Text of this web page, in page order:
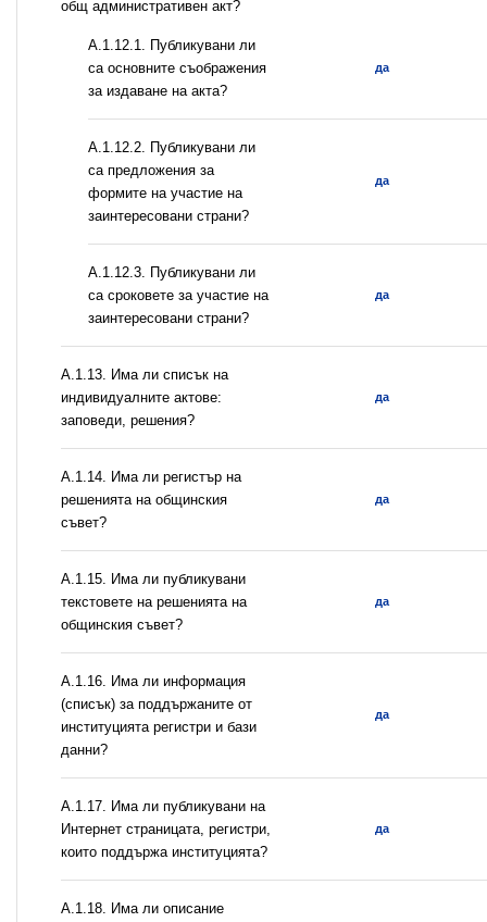
общ административен акт?
А.1.12.1. Публикувани ли
са основните съображения
за издаване на акта?
да
А.1.12.2. Публикувани ли
са предложения за
формите на участие на
заинтересовани страни?
да
А.1.12.3. Публикувани ли
са сроковете за участие на
заинтересовани страни?
да
А.1.13. Има ли списък на
индивидуалните актове:
заповеди, решения?
да
А.1.14. Има ли регистър на
решенията на общинския
съвет?
да
А.1.15. Има ли публикувани
текстовете на решенията на
общинския съвет?
да
А.1.16. Има ли информация
(списък) за поддържаните от
институцията регистри и бази
данни?
да
А.1.17. Има ли публикувани на
Интернет страницата, регистри,
които поддържа институцията?
да
А.1.18. Има ли описание